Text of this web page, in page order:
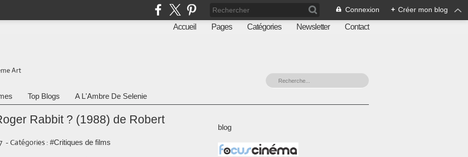
Connexion + Créer mon blog
Accueil Pages Catégories Newsletter Contact
Art
Top Blogs A L'Ambre De Selenie
Rabbit ? (1988) de Robert
- Catégories : #Critiques de films
blog